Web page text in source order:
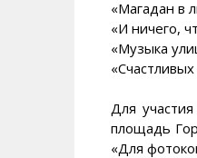
«Магадан в
«И ничего,
«Музыка
Для
площадь
«Для